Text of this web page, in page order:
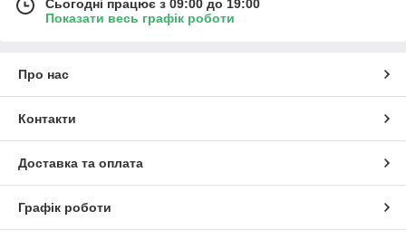
Сьогодні працює з 09:00 до 19:00
Показати весь графік роботи
Про нас
Контакти
Доставка та оплата
Графік роботи